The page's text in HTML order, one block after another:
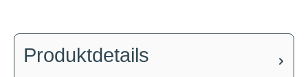
Produktdetails